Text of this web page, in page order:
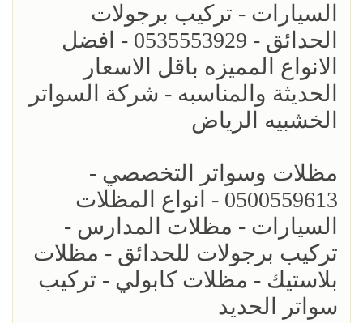
السيارات - تركيب برجولات
الحدائق - 0535553929 - افضل
الانواع المميزه باقل الاسعار
الحديثة والمناسبه - شركة السواتر
الخشبيه الرياض
مظلات وسواتر التخصصي -
0500559613 - انواع المظلات
السيارات - مظلات المدارس -
تركيب برجولات للحدائق - مظلات
بلاستيك - مظلات كابولي - تركيب
سواتر الحديد